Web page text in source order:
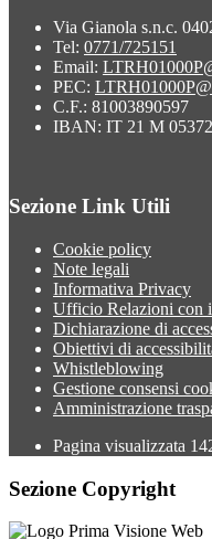
Via Gianola s.n.c.
Tel: 0771/725151
Email:
PEC:
C.F.: 81003890597
IBAN: IT 21 M
Sezione Link Utili
Cookie policy
Note legali
Informativa Privacy
Ufficio Relazioni con
Dichiarazione di
Obiettivi di
Whistleblowing
Gestione consensi
Amministrazione
Pagina visualizzata
Sezione Copyright